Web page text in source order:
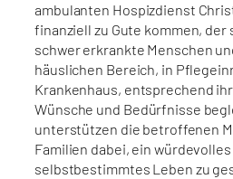
ambulanten Hospizdienst
finanziell zu Gute kommen, der
schwer erkrankte Menschen
häuslichen Bereich, in
Krankenhaus, entsprechend
Wünsche und Bedürfnisse
unterstützen die betroffenen
Familien dabei, ein
selbstbestimmtes Leben zu